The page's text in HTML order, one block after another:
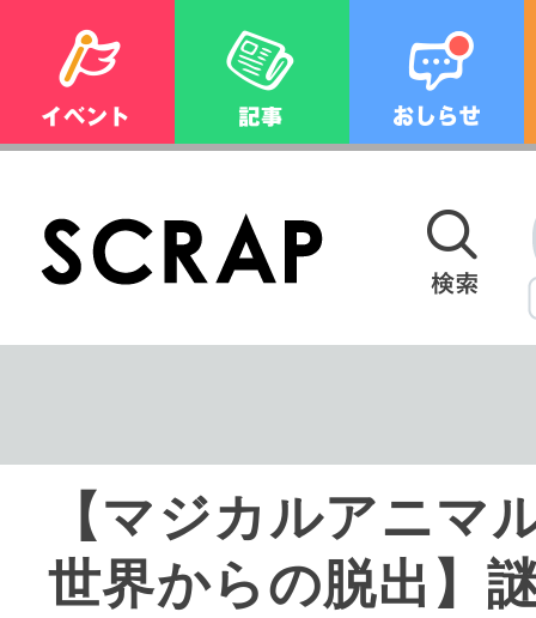
【マジカルアニマ
世界からの脱出】